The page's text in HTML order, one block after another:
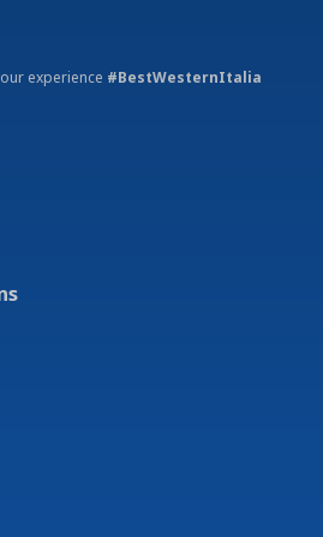
Ankunpft auf dem Zimmer kostenfrei
dem eigenen Gerät)
Tee und Kaffee auf Anfrage
experience #BestWesternItalia